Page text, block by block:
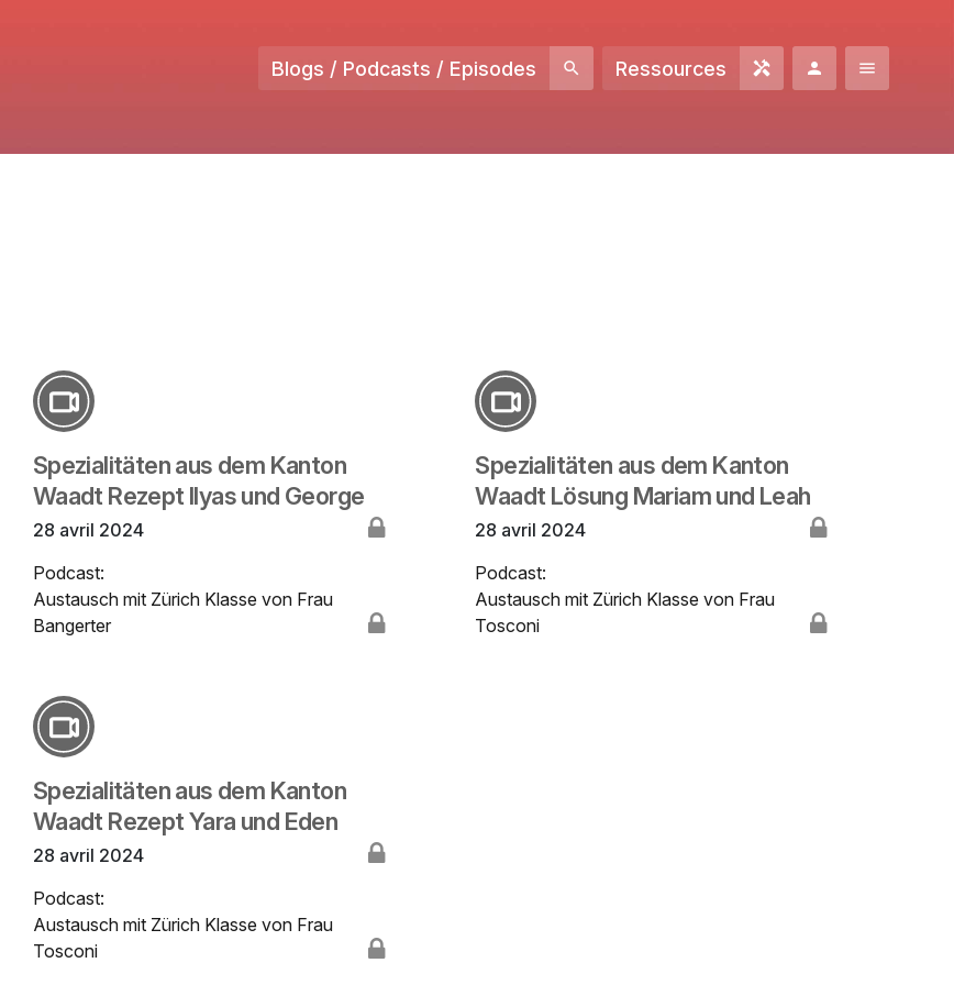
Blogs / Podcasts / Episodes Ressources
Spezialitäten aus dem Kanton
Waadt Rezept Ilyas und George
28 avril 2024
Podcast:
Austausch mit Zürich Klasse von Frau
Bangerter
Spezialitäten aus dem Kanton
Waadt Lösung Mariam und Leah
28 avril 2024
Podcast:
Austausch mit Zürich Klasse von Frau
Tosconi
Spezialitäten aus dem Kanton
Waadt Rezept Yara und Eden
28 avril 2024
Podcast:
Austausch mit Zürich Klasse von Frau
Tosconi